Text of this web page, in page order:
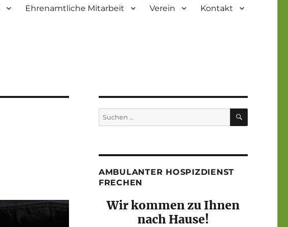
Ehrenamtliche Mitarbeit Verein Kontakt
Suchen
nach:
SUCHEN
AMBULANTER HOSPIZDIENST
FRECHEN
Wir kommen zu Ihnen
nach Hause!